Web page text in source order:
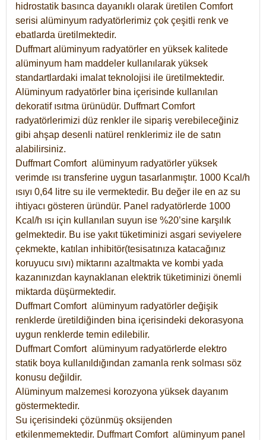
hidrostatik basınca dayanıklı olarak üretilen Comfort
serisi alüminyum radyatörlerimiz çok çeşitli renk ve
ebatlarda üretilmektedir.
Duffmart alüminyum radyatörler en yüksek kalitede
alüminyum ham maddeler kullanılarak yüksek
standartlardaki imalat teknolojisi ile üretilmektedir.
Alüminyum radyatörler bina içerisinde kullanılan
dekoratif ısıtma ürünüdür. Duffmart Comfort
radyatörlerimizi düz renkler ile sipariş verebileceğiniz
gibi ahşap desenli natürel renklerimiz ile de satın
alabilirsiniz.
Duffmart Comfort alüminyum radyatörler yüksek
verimde ısı transferine uygun tasarlanmıştır. 1000 Kcal/h
ısıyı 0,64 litre su ile vermektedir. Bu değer ile en az su
ihtiyacı gösteren üründür. Panel radyatörlerde 1000
Kcal/h ısı için kullanılan suyun ise %20’sine karşılık
gelmektedir. Bu ise yakıt tüketiminizi asgari seviyelere
çekmekte, katılan inhibitör(tesisatınıza katacağınız
koruyucu sıvı) miktarını azaltmakta ve kombi yada
kazanınızdan kaynaklanan elektrik tüketiminizi önemli
miktarda düşürmektedir.
Duffmart Comfort alüminyum radyatörler değişik
renklerde üretildiğinden bina içerisindeki dekorasyona
uygun renklerde temin edilebilir.
DuffmartComfort alüminyum radyatörlerde elektro
statik boya kullanıldığından zamanla renk solması söz
konusu değildir.
Alüminyum malzemesi korozyona yüksek dayanım
göstermektedir.
Su içerisindeki çözünmüş oksijenden
etkilenmemektedir. DuffmartComfort alüminyum panel